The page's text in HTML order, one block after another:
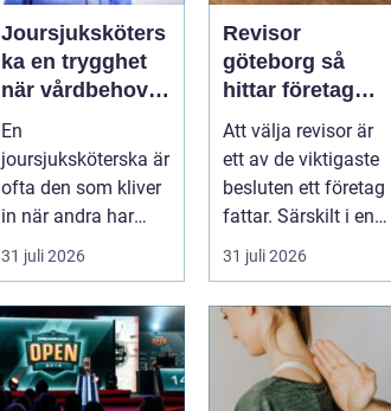
Joursjuksköters
ka en trygghet
när vårdbehov
uppstår dygnet
runt
En
joursjuksköterska är
ofta den som kliver
in när andra har
gått hem för dagen.
Under sena
kvällar,...
31 juli 2026
Revisor
göteborg så
hittar företag
rätt partner för
trygg tillväxt
Att välja revisor är
ett av de viktigaste
besluten ett företag
fattar. Särskilt i en
företagsintensi...
31 juli 2026